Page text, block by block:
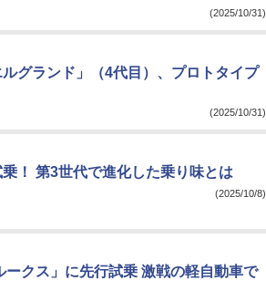
(2025/10/31)
グランド」（4代目）、プロトタイプ
(2025/10/31)
！ 第3世代で進化した乗り味とは
(2025/10/8)
クス」に先行試乗 激戦の軽自動車で